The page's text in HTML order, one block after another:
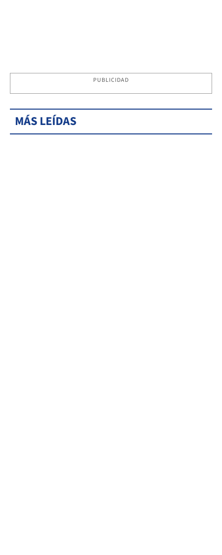
PUBLICIDAD
MÁS LEÍDAS